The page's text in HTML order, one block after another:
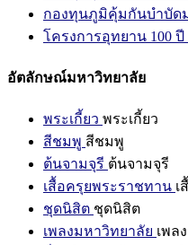
กองทุนภูมิคุ้มกันบำบัดม
โครงการอุทยาน 100
อัตลักษณ์มหาวิทยาลัย
พระเกี้ยว พระเกี้ยว
สีชมพู สีชมพู
ต้นจามจุรี ต้นจามจุรี
เสื้อครุยพระราชทาน เ
ชุดนิสิต ชุดนิสิต
เพลงมหาวิทยาลัย เพล